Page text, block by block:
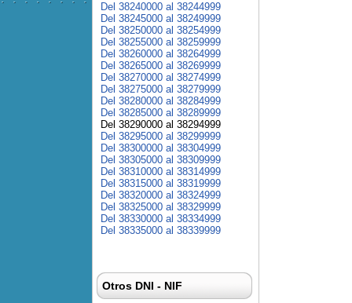
Del 38240000 al 38244999
Del 38245000 al 38249999
Del 38250000 al 38254999
Del 38255000 al 38259999
Del 38260000 al 38264999
Del 38265000 al 38269999
Del 38270000 al 38274999
Del 38275000 al 38279999
Del 38280000 al 38284999
Del 38285000 al 38289999
Del 38290000 al 38294999
Del 38295000 al 38299999
Del 38300000 al 38304999
Del 38305000 al 38309999
Del 38310000 al 38314999
Del 38315000 al 38319999
Del 38320000 al 38324999
Del 38325000 al 38329999
Del 38330000 al 38334999
Del 38335000 al 38339999
Otros DNI - NIF